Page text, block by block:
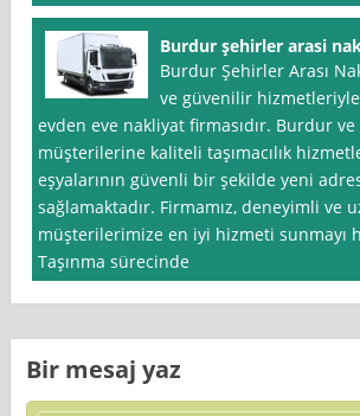
Burdur şehirler arasi
Burdur Şehirler Arası
ve güvenilir
evden eve nakliyat firmasıdır. Burdur
müşterilerine kaliteli taşımacılık
eşyalarının güvenli bir şekilde yeni
sağlamaktadır. Firmamız, deneyimli ve
müşterilerimize en iyi hizmeti sunmayı
Taşınma sürecinde
Bir mesaj yaz